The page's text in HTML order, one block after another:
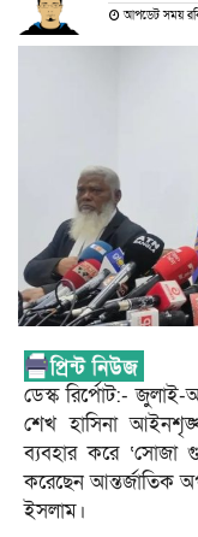
আপডেট সময়
ডেস্ক রির্পোট:- জুলাই-
শেখ হাসিনা
ব্যবহার করে ‘সোজা
করেছেন আন্তর্জাতিক
ইসলাম।